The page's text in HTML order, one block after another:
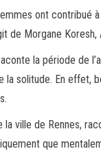
ont contribué
de Morgane
la période de
la solitude. En effet,
la ville de Rennes,
que